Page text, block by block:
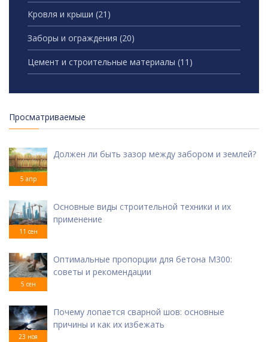
Кровля и крыши (21)
Заборы и ограждения (20)
Цемент и строительные материалы (11)
Просматриваемые
5 апр
Должен ли быть зазор между забором и землей?
11 сен
Основные виды строительной техники и их
применение
5 сен
Оптимальные пропорции для бетона М300:
советы и рекомендации
23 ноя
Почему лопается сварной шов: основные
причины и как их избежать